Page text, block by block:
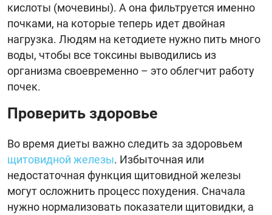
кислоты (мочевины). А она фильтруется именно
почками, на которые теперь идет двойная
нагрузка. Людям на кетодиете нужно пить много
воды, чтобы все токсины выводились из
организма своевременно – это облегчит работу
почек.
Проверить здоровье
Во время диеты важно следить за здоровьем
щитовидной железы. Избыточная или
недостаточная функция щитовидной железы
могут осложнить процесс похудения. Сначала
нужно нормализовать показатели щитовидки, а